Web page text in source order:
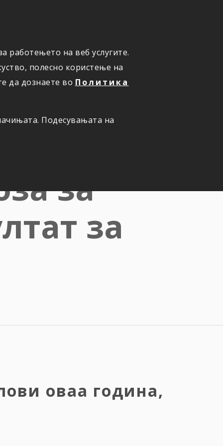
работењето на веб услугите.
полесно користење на
да дознаете во Политика
Подесувањата на
ОНЛАЈН ПРИЈАВИ ШТЕТА
за
за
оваа година,